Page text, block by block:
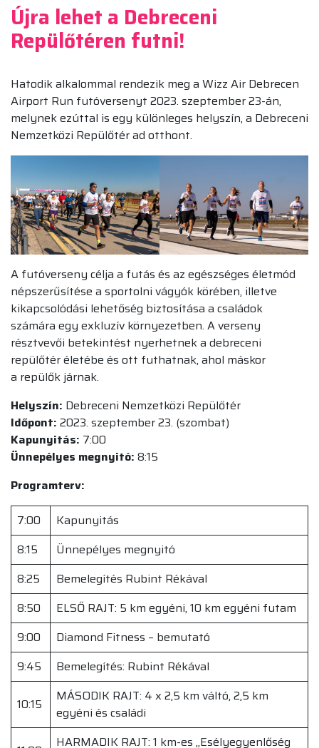
Újra lehet a Debreceni
Repülőtéren futni!
Hatodik alkalommal rendezik meg a Wizz Air Debrecen
Airport Run futóversenyt 2023. szeptember 23-án,
melynek ezúttal is egy különleges helyszín, a Debreceni
Nemzetközi Repülőtér ad otthont.
A futóverseny célja a futás és az egészséges életmód
népszerűsítése a sportolni vágyók körében, illetve
kikapcsolódási lehetőség biztosítása a családok
számára egy exkluzív környezetben. A verseny
résztvevői betekintést nyerhetnek a debreceni
repülőtér életébe és ott futhatnak, ahol máskor
a repülők járnak.
Helyszín: Debreceni Nemzetközi Repülőtér
Időpont: 2023. szeptember 23. (szombat)
Kapunyitás: 7:00
Ünnepélyes megnyitó: 8:15
Programterv:
7:00
Kapunyitás
8:15
Ünnepélyes megnyitó
8:25
Bemelegítés Rubint Rékával
8:50
ELSŐ RAJT: 5 km egyéni, 10 km egyéni futam
9:00
Diamond Fitness – bemutató
9:45
Bemelegítés: Rubint Rékával
10:15
MÁSODIK RAJT: 4 x 2,5 km váltó, 2,5 km
egyéni és családi
HARMADIK RAJT: 1 km-es „Esélyegyenlőség